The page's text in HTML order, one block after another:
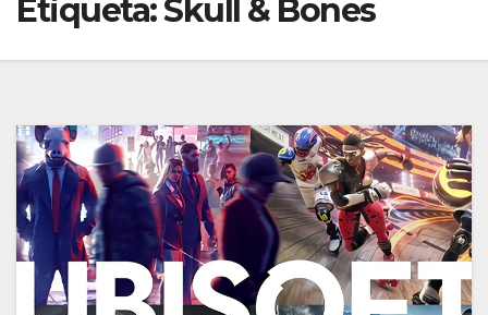
Etiqueta:Skull & Bones